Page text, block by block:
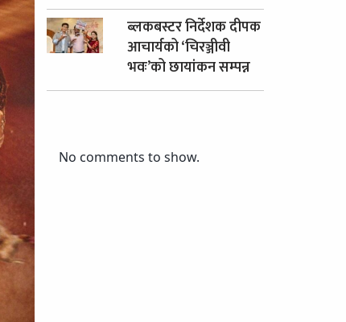
ब्लकबस्टर निर्देशक दीपक
आचार्यको ‘चिरञ्जीवी
भवः’को छायांकन सम्पन्न
No comments to show.